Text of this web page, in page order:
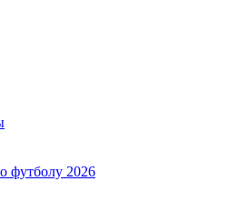
футболу 2026